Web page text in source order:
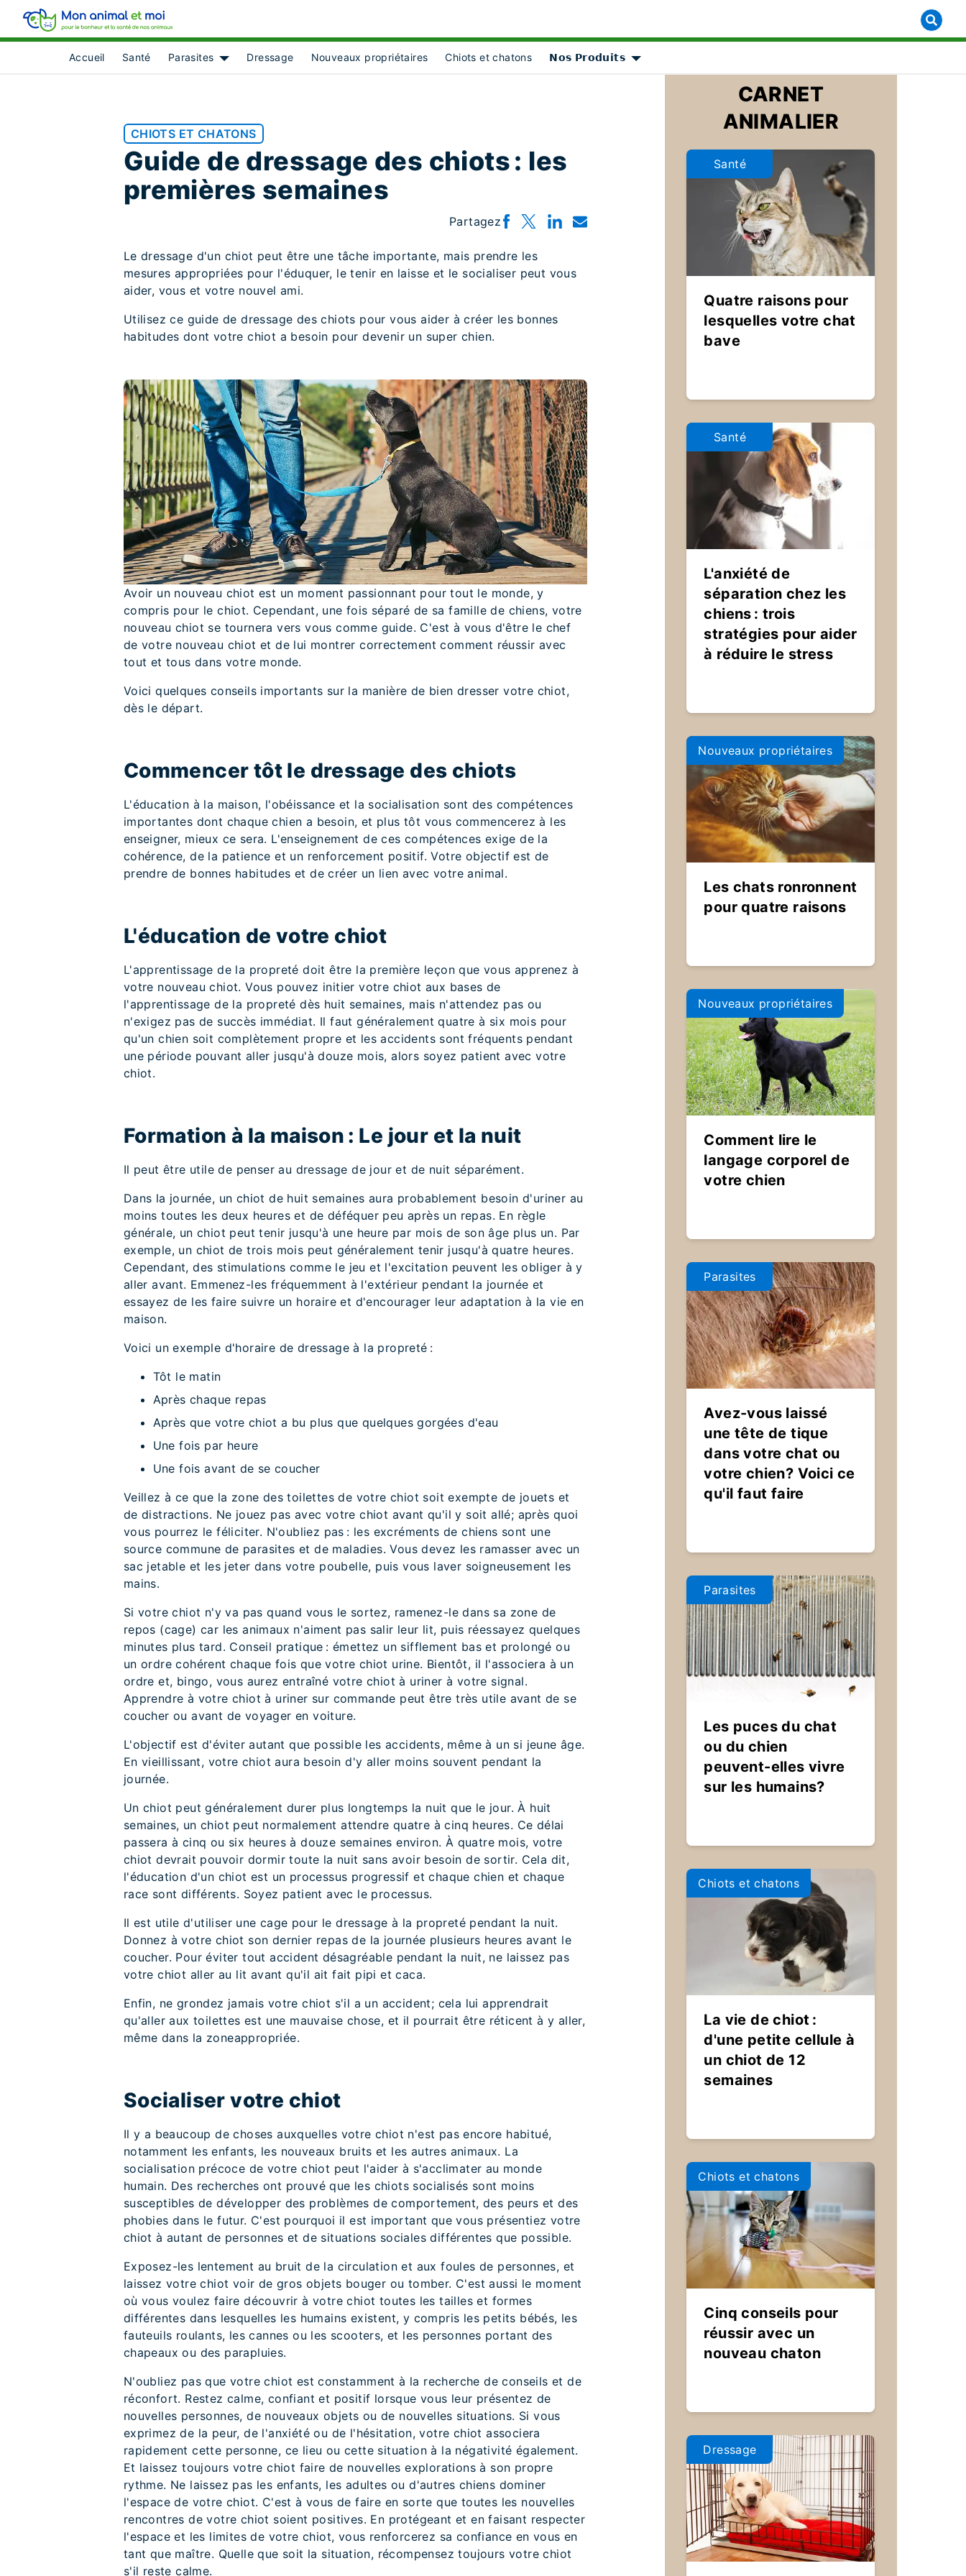
Accueil Santé
Parasites
Show submenu for [object Object]
Dressage Nouveaux propriétaires Chiots et chatons
𝗡𝗼𝘀 𝗣𝗿𝗼𝗱𝘂𝗶𝘁𝘀
CHIOTS ET CHATONS
Guide de dressage des chiots : les
premières semaines
Partagez
Le dressage d'un chiot peut être une tâche importante, mais prendre les
mesures appropriées pour l'éduquer, le tenir en laisse et le socialiser peut vous
aider, vous et votre nouvel ami.
Utilisez ce guide de dressage des chiots pour vous aider à créer les bonnes
habitudes dont votre chiot a besoin pour devenir un super chien.
Avoir un nouveau chiot est un moment passionnant pour tout le monde, y
compris pour le chiot. Cependant, une fois séparé de sa famille de chiens, votre
nouveau chiot se tournera vers vous comme guide. C'est à vous d'être le chef
de votre nouveau chiot et de lui montrer correctement comment réussir avec
tout et tous dans votre monde.
Voici quelques conseils importants sur la manière de bien dresser votre chiot,
dès le départ.
Commencer tôt le dressage des chiots
L'éducation à la maison, l'obéissance et la socialisation sont des compétences
importantes dont chaque chien a besoin, et plus tôt vous commencerez à les
enseigner, mieux ce sera. L'enseignement de ces compétences exige de la
cohérence, de la patience et un renforcement positif. Votre objectif est de
prendre de bonnes habitudes et de créer un lien avec votre animal.
L'éducation de votre chiot
L'apprentissage de la propreté doit être la première leçon que vous apprenez à
votre nouveau chiot. Vous pouvez initier votre chiot aux bases de
l'apprentissage de la propreté dès huit semaines, mais n'attendez pas ou
n'exigez pas de succès immédiat. Il faut généralement quatre à six mois pour
qu'un chien soit complètement propre et les accidents sont fréquents pendant
une période pouvant aller jusqu'à douze mois, alors soyez patient avec votre
chiot.
Formation à la maison : Le jour et la nuit
Il peut être utile de penser au dressage de jour et de nuit séparément.
Dans la journée, un chiot de huit semaines aura probablement besoin d'uriner au
moins toutes les deux heures et de déféquer peu après un repas. En règle
générale, un chiot peut tenir jusqu'à une heure par mois de son âge plus un. Par
exemple, un chiot de trois mois peut généralement tenir jusqu'à quatre heures.
Cependant, des stimulations comme le jeu et l'excitation peuvent les obliger à y
aller avant. Emmenez-les fréquemment à l'extérieur pendant la journée et
essayez de les faire suivre un horaire et d'encourager leur adaptation à la vie en
maison.
Voici un exemple d'horaire de dressage à la propreté :
Tôt le matin
Après chaque repas
Après que votre chiot a bu plus que quelques gorgées d'eau
Une fois par heure
Une fois avant de se coucher
Veillez à ce que la zone des toilettes de votre chiot soit exempte de jouets et
de distractions. Ne jouez pas avec votre chiot avant qu'il y soit allé; après quoi
vous pourrez le féliciter. N'oubliez pas : les excréments de chiens sont une
source commune de parasites et de maladies. Vous devez les ramasser avec un
sac jetable et les jeter dans votre poubelle, puis vous laver soigneusement les
mains.
Si votre chiot n'y va pas quand vous le sortez, ramenez-le dans sa zone de
repos (cage) car les animaux n'aiment pas salir leur lit, puis réessayez quelques
minutes plus tard. Conseil pratique : émettez un sifflement bas et prolongé ou
un ordre cohérent chaque fois que votre chiot urine. Bientôt, il l'associera à un
ordre et, bingo, vous aurez entraîné votre chiot à uriner à votre signal.
Apprendre à votre chiot à uriner sur commande peut être très utile avant de se
coucher ou avant de voyager en voiture.
L'objectif est d'éviter autant que possible les accidents, même à un si jeune âge.
En vieillissant, votre chiot aura besoin d'y aller moins souvent pendant la
journée.
Un chiot peut généralement durer plus longtemps la nuit que le jour. À huit
semaines, un chiot peut normalement attendre quatre à cinq heures. Ce délai
passera à cinq ou six heures à douze semaines environ. À quatre mois, votre
chiot devrait pouvoir dormir toute la nuit sans avoir besoin de sortir. Cela dit,
l'éducation d'un chiot est un processus progressif et chaque chien et chaque
race sont différents. Soyez patient avec le processus.
Il est utile d'utiliser une cage pour le dressage à la propreté pendant la nuit.
Donnez à votre chiot son dernier repas de la journée plusieurs heures avant le
coucher. Pour éviter tout accident désagréable pendant la nuit, ne laissez pas
votre chiot aller au lit avant qu'il ait fait pipi et caca.
Enfin, ne grondez jamais votre chiot s'il a un accident; cela lui apprendrait
qu'aller aux toilettes est une mauvaise chose, et il pourrait être réticent à y aller,
même dans la zoneappropriée.
Socialiser votre chiot
Il y a beaucoup de choses auxquelles votre chiot n'est pas encore habitué,
notamment les enfants, les nouveaux bruits et les autres animaux. La
socialisation précoce de votre chiot peut l'aider à s'acclimater au monde
humain. Des recherches ont prouvé que les chiots socialisés sont moins
susceptibles de développer des problèmes de comportement, des peurs et des
phobies dans le futur. C'est pourquoi il est important que vous présentiez votre
chiot à autant de personnes et de situations sociales différentes que possible.
Exposez-les lentement au bruit de la circulation et aux foules de personnes, et
laissez votre chiot voir de gros objets bouger ou tomber. C'est aussi le moment
où vous voulez faire découvrir à votre chiot toutes les tailles et formes
différentes dans lesquelles les humains existent, y compris les petits bébés, les
fauteuils roulants, les cannes ou les scooters, et les personnes portant des
chapeaux ou des parapluies.
N'oubliez pas que votre chiot est constamment à la recherche de conseils et de
réconfort. Restez calme, confiant et positif lorsque vous leur présentez de
nouvelles personnes, de nouveaux objets ou de nouvelles situations. Si vous
exprimez de la peur, de l'anxiété ou de l'hésitation, votre chiot associera
rapidement cette personne, ce lieu ou cette situation à la négativité également.
Et laissez toujours votre chiot faire de nouvelles explorations à son propre
rythme. Ne laissez pas les enfants, les adultes ou d'autres chiens dominer
l'espace de votre chiot. C'est à vous de faire en sorte que toutes les nouvelles
rencontres de votre chiot soient positives. En protégeant et en faisant respecter
l'espace et les limites de votre chiot, vous renforcerez sa confiance en vous en
tant que maître. Quelle que soit la situation, récompensez toujours votre chiot
s'il reste calme.
CARNET
ANIMALIER
Santé
Quatre raisons pour
lesquelles votre chat
bave
Santé
L'anxiété de
séparation chez les
chiens : trois
stratégies pour aider
à réduire le stress
Nouveaux propriétaires
Les chats ronronnent
pour quatre raisons
Nouveaux propriétaires
Comment lire le
langage corporel de
votre chien
Parasites
Avez-vous laissé
une tête de tique
dans votre chat ou
votre chien? Voici ce
qu'il faut faire
Parasites
Les puces du chat
ou du chien
peuvent-elles vivre
sur les humains?
Chiots et chatons
La vie de chiot :
d'une petite cellule à
un chiot de 12
semaines
Chiots et chatons
Cinq conseils pour
réussir avec un
nouveau chaton
Dressage